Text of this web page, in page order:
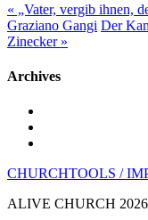
« „Vater, vergib ihnen,
Graziano Gangi Der
Zinecker »
Archives
CHURCHTOOLS /
ALIVE CHURCH 2026